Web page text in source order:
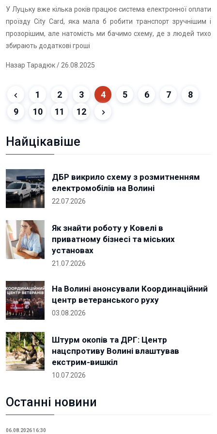
У Луцьку вже кілька років працює система електронної оплати
проїзду City Card, яка мала б робити транспорт зручнішим і
прозорішим, але натомість ми бачимо схему, де з людей тихо
збирають додаткові гроші
Назар Тарадюк/ 26.08.2025
1 2 3 4 5 6 7
8
9
10 11 12
Найцікавіше
ДБР викрило схему з розмитненням
електромобілів на Волині
22.07.2026
Як знайти роботу у Ковелі в
приватному бізнесі та міських
установах
21.07.2026
На Волині анонсували Координаційний
центр ветеранського руху
03.08.2026
Штурм окопів та ДРГ: Центр
нацспротиву Волині влаштував
екстрим-вишкіл
10.07.2026
Останні новини
06.08.2026 16:30